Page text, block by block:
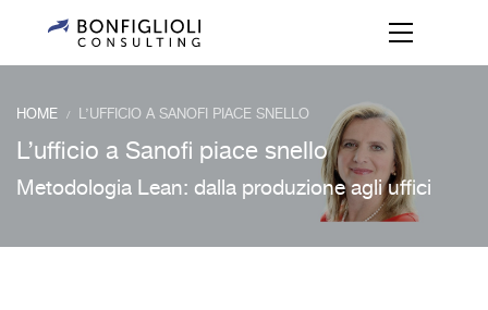
HOME / L’UFFICIO A SANOFI PIACE SNELLO
L’ufficio a Sanofi piace snello
Metodologia Lean: dalla produzione agli uffici